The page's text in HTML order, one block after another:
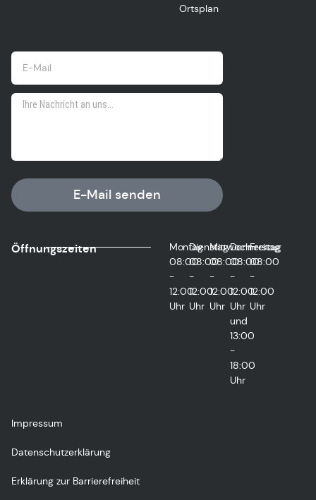
Ortsplan
E-Mail senden
Öffnungszeiten
Montag
08:00
-
12:00
Uhr
Dienstag
08:00
-
12:00
Uhr
Mittwoch
08:00
-
12:00
Uhr
Donnerstag
08:00
-
12:00
Uhr
und
13:00
-
18:00
Uhr
Freitag
08:00
-
12:00
Uhr
Impressum
Datenschutzerklärung
Erklärung zur Barrierefreiheit